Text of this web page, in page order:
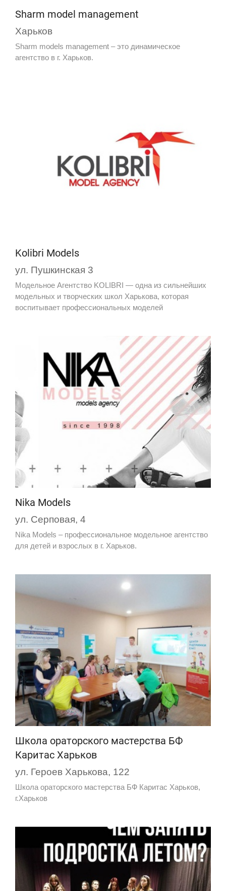
Sharm model management
Харьков
Sharm models management – это динамическое
агентство в г. Харьков.
Kolibri Models
ул. Пушкинская 3
Модельное Агентство KOLIBRI — одна из сильнейших
модельных и творческих школ Харькова, которая
воспитывает профессиональных моделей
Nika Models
ул. Серповая, 4
Nika Models – профессиональное модельное агентство
для детей и взрослых в г. Харьков.
Школа ораторского мастерства БФ
Каритас Харьков
ул. Героев Харькова, 122
Школа ораторского мастерства БФ Каритас Харьков,
г.Харьков